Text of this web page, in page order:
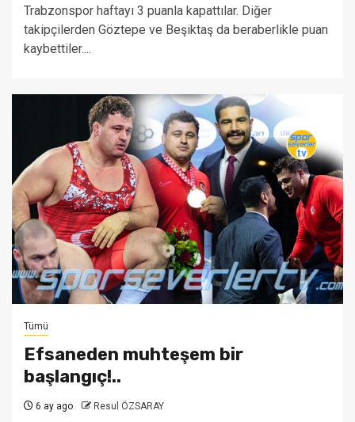
Trabzonspor haftayı 3 puanla kapattılar. Diğer
takipçilerden Göztepe ve Beşiktaş da beraberlikle puan
kaybettiler....
Tümü
Efsaneden muhteşem bir
başlangıç!..
6 ay ago Resul ÖZSARAY